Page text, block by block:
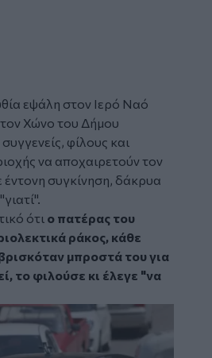
εψάλη στον Ιερό Ναό
Χώνο του Δήμου
φίλους και
να αποχαιρετούν τον
έντονη συγκίνηση, δάκρυα
ότι ο πατέρας του
ράκος, κάθε
μπροστά του για
το φιλούσε κι έλεγε "να